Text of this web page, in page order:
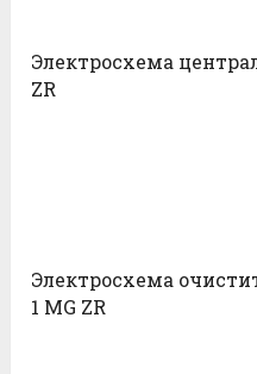
Электросхема
ZR
Электросхема
1 MG ZR